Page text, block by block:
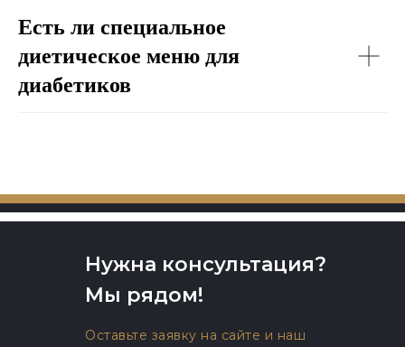
Есть ли специальное
диетическое меню для
диабетиков
Нужна консультация?
Мы рядом!
Оставьте заявку на сайте и наш